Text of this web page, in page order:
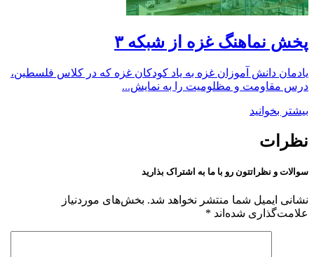
پخش نماهنگ غزه از شبکه ۳
یادمان دانش آموزان غزه به یاد کودکان غزه که در کلاس فلسطین،
درس مقاومت و مظلومیت را به نمایش...
بیشتر بخوانید
نظرات
سوالات و نظراتتون رو با ما به اشتراک بذارید
نشانی ایمیل شما منتشر نخواهد شد. بخش‌های موردنیاز
علامت‌گذاری شده‌اند *